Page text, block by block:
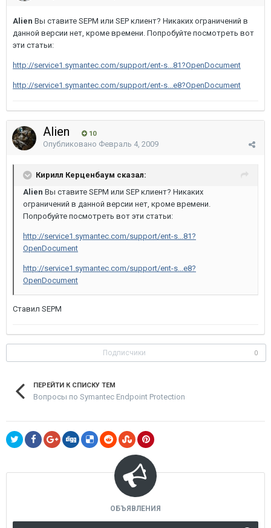
Alien Вы ставите SEPM или SEP клиент? Никаких ограничений в
данной версии нет, кроме времени. Попробуйте посмотреть вот
эти статьи:
http://service1.symantec.com/support/ent-s...81?OpenDocument
http://service1.symantec.com/support/ent-s...e8?OpenDocument
Alien 10
Опубликовано Февраль 4, 2009
Кирилл Керценбаум сказал:
Alien Вы ставите SEPM или SEP клиент? Никаких
ограничений в данной версии нет, кроме времени.
Попробуйте посмотреть вот эти статьи:
http://service1.symantec.com/support/ent-s...81?
OpenDocument
http://service1.symantec.com/support/ent-s...e8?
OpenDocument
Ставил SEPM
Подписчики 0
ПЕРЕЙТИ К СПИСКУ ТЕМ
Вопросы по Symantec Endpoint Protection
ОБЪЯВЛЕНИЯ